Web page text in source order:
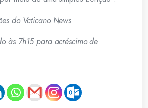
do Vaticano News
às 7h15 para acréscimo de